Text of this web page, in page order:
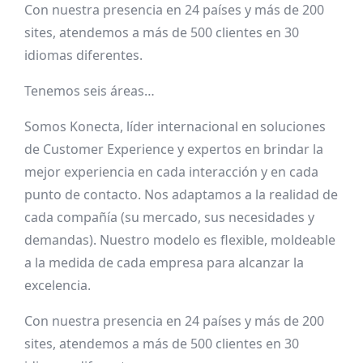
Con nuestra presencia en 24 países y más de 200
sites, atendemos a más de 500 clientes en 30
idiomas diferentes.
Tenemos seis áreas…
Somos Konecta, líder internacional en soluciones
de Customer Experience y expertos en brindar la
mejor experiencia en cada interacción y en cada
punto de contacto. Nos adaptamos a la realidad de
cada compañía (su mercado, sus necesidades y
demandas). Nuestro modelo es flexible, moldeable
a la medida de cada empresa para alcanzar la
excelencia.
Con nuestra presencia en 24 países y más de 200
sites, atendemos a más de 500 clientes en 30